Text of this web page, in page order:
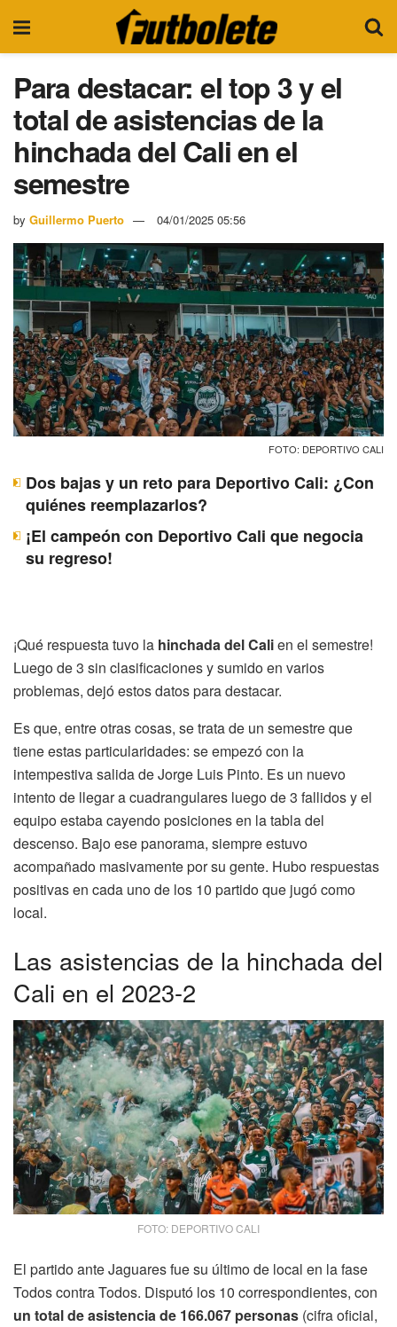
Para destacar: el top 3 y el
total de asistencias de la
hinchada del Cali en el
semestre
by Guillermo Puerto 04/01/2025 05:56
FOTO: DEPORTIVO CALI
Dos bajas y un reto para Deportivo Cali: ¿Con
quiénes reemplazarlos?
¡El campeón con Deportivo Cali que negocia
su regreso!
¡Qué respuesta tuvo la hinchada del Calien el semestre!
Luego de 3 sin clasificaciones y sumido en varios
problemas, dejó estos datos para destacar.
Es que, entre otras cosas, se trata de un semestre que
tiene estas particularidades: se empezó con la
intempestiva salida de Jorge Luis Pinto. Es un nuevo
intento de llegar a cuadrangulares luego de 3 fallidos y el
equipo estaba cayendo posiciones en la tabla del
descenso. Bajo ese panorama, siempre estuvo
acompañado masivamente por su gente. Hubo respuestas
positivas en cada uno de los 10 partido que jugó como
local.
Las asistencias de la hinchada del
Cali en el 2023-2
FOTO: DEPORTIVO CALI
El partido ante Jaguares fue su último de local en la fase
Todos contra Todos. Disputó los 10 correspondientes, con
un total de asistencia de 166.067 personas (cifra oficial,